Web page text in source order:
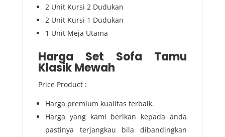
2 Unit Kursi 2 Dudukan
2 Unit Kursi 1 Dudukan
1 Unit Meja Utama
Harga Set Sofa Tamu
Klasik Mewah
Price Product :
Harga premium kualitas terbaik.
Harga yang kami berikan kepada anda
pastinya terjangkau bila dibandingkan